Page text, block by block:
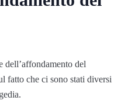
dell’affondamento del
fatto che ci sono stati diversi